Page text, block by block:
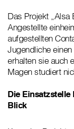
Das Projekt „Alsa
Angestellte
aufgestellten
Jugendliche
erhalten sie auch
Magen studiert
Die Einsatzstelle
Blick